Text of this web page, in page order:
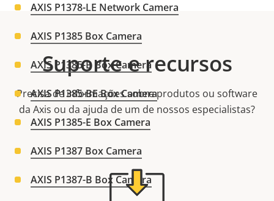
AXIS P1378-LE Network Camera
AXIS P1385 Box Camera
AXIS P1385-B Box Camera
AXIS P1385-BE Box Camera
AXIS P1385-E Box Camera
AXIS P1387 Box Camera
AXIS P1387-B Box Camera
Suporte e recursos
Precisa de informações sobre produtos ou software
da Axis ou da ajuda de um de nossos especialistas?